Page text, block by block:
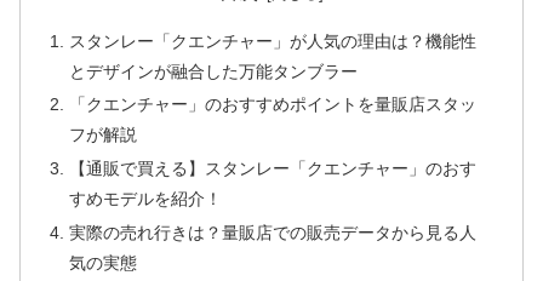
スタンレー「クエンチャー」が人気の理由は？機能性
とデザインが融合した万能タンブラー
「クエンチャー」のおすすめポイントを量販店スタッ
フが解説
【通販で買える】スタンレー「クエンチャー」のおす
すめモデルを紹介！
実際の売れ行きは？量販店での販売データから見る人
気の実態